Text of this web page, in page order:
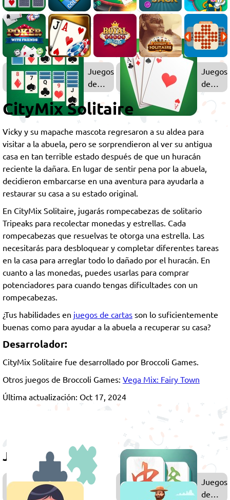
Juegos
de
Solitario
Juegos
de
Cartas
CityMix Solitaire
Vicky y su mapache mascota regresaron a su aldea para
visitar a la abuela, pero se sorprendieron al ver su antigua
casa en tan terrible estado después de que un huracán
reciente la dañara. En lugar de sentir pena por la abuela,
decidieron embarcarse en una aventura para ayudarla a
restaurar su casa a su estado original.
En CityMix Solitaire, jugarás rompecabezas de solitario
Tripeaks para recolectar monedas y estrellas. Cada
rompecabezas que resuelvas te otorga una estrella. Las
necesitarás para desbloquear y completar diferentes tareas
en la casa para arreglar todo lo dañado por el huracán. En
cuanto a las monedas, puedes usarlas para comprar
potenciadores para cuando tengas dificultades con un
rompecabezas.
¿Tus habilidades en juegos de cartas son lo suficientemente
buenas como para ayudar a la abuela a recuperar su casa?
Desarrolador:
CityMix Solitaire fue desarrollado por Broccoli Games.
Otros juegos de Broccoli Games: Vega Mix: Fairy Town
Última actualización: Oct 17, 2024
Juega también
Juegos
Juegos
de